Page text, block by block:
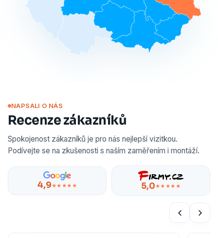
NAPSALI O NÁS
Recenze zákazníků
Spokojenost zákazníků je pro nás nejlepší vizitkou.
Podívejte se na zkušenosti s naším zaměřením i montáží.
4,9★★★★★ 5,0★★★★★